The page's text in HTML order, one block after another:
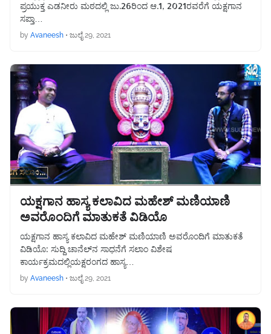
ಪ್ರಯುಕ್ತ ಎಡನೀರು ಮಠದಲ್ಲಿ ಜು.26ರಿಂದ ಆ.1, 2021ರವರೆಗೆ ಯಕ್ಷಗಾನ
ಸಪ್ತಾ…
by Avaneesh • ಜುಲೈ 29, 2021
ಯಕ್ಷಗಾನ ಹಾಸ್ಯ ಕಲಾವಿದ ಮಹೇಶ್ ಮಣಿಯಾಣಿ
ಅವರೊಂದಿಗೆ ಮಾತುಕತೆ ವಿಡಿಯೊ
ಯಕ್ಷಗಾನ ಹಾಸ್ಯ ಕಲಾವಿದ ಮಹೇಶ್ ಮಣಿಯಾಣಿ ಅವರೊಂದಿಗೆ ಮಾತುಕತೆ
ವಿಡಿಯೊ: ಸುದ್ದಿ ಚಾನೆಲ್‌ನ ಸಾಧನೆಗೆ ಸಲಾಂ ವಿಶೇಷ
ಕಾರ್ಯಕ್ರಮದಲ್ಲಿಯಕ್ಷರಂಗದ ಹಾಸ್ಯ…
by Avaneesh • ಜುಲೈ 29, 2021